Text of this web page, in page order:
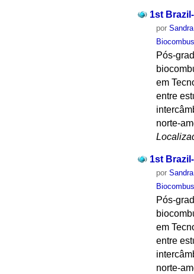
1st
por
Pós-
em
entre
norte-
1st
por
Pós-
em
entre
norte-